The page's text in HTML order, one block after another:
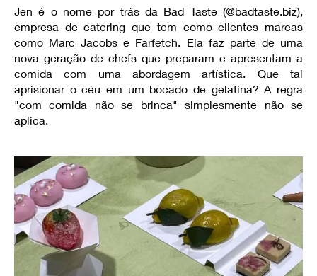
Jen é o nome por trás da Bad Taste (@badtaste.biz),
empresa de catering que tem como clientes marcas
como Marc Jacobs e Farfetch. Ela faz parte de uma
nova geração de chefs que preparam e apresentam a
comida com uma abordagem artística. Que tal
aprisionar o céu em um bocado de gelatina? A regra
"com comida não se brinca" simplesmente não se
aplica.